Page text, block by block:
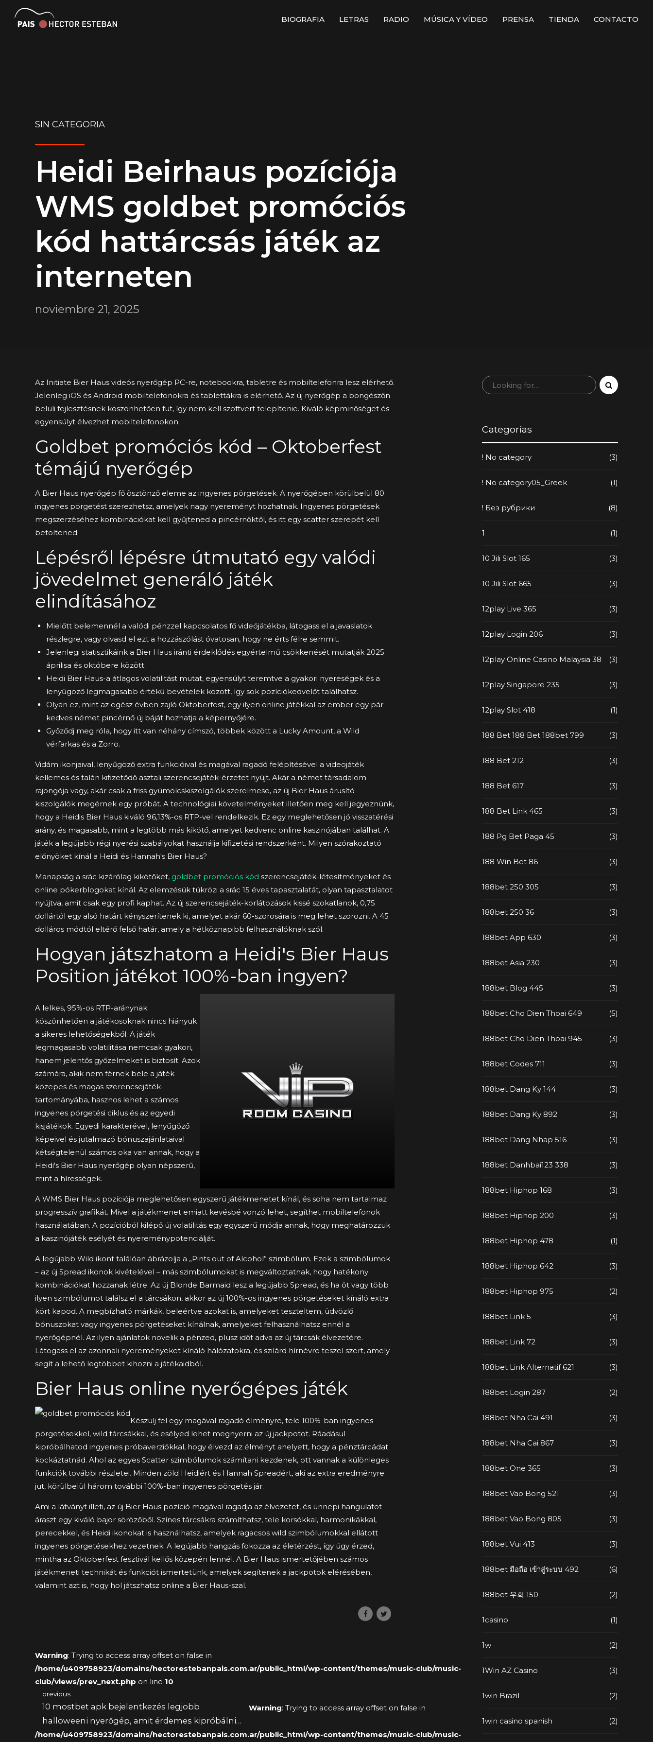
BIOGRAFIA LETRAS RADIO MÚSICA Y VÍDEO PRENSA TIENDA CONTACTO
SIN CATEGORIA
Heidi Beirhaus pozíciója
WMS goldbet promóciós
kód hattárcsás játék az
interneten
noviembre 21, 2025
Az Initiate Bier Haus videós nyerőgép PC-re, notebookra, tabletre és mobiltelefonra lesz elérhető.
Jelenleg iOS és Android mobiltelefonokra és tablettákra is elérhető. Az új nyerőgép a böngészőn
belüli fejlesztésnek köszönhetően fut, így nem kell szoftvert telepítenie. Kiváló képminőséget és
egyensúlyt élvezhet mobiltelefonokon.
Goldbet promóciós kód – Oktoberfest
témájú nyerőgép
A Bier Haus nyerőgép fő ösztönző eleme az ingyenes pörgetések. A nyerőgépen körülbelül 80
ingyenes pörgetést szerezhetsz, amelyek nagy nyereményt hozhatnak. Ingyenes pörgetések
megszerzéséhez kombinációkat kell gyűjtened a pincérnőktől, és itt egy scatter szerepét kell
betöltened.
Lépésről lépésre útmutató egy valódi
jövedelmet generáló játék
elindításához
Mielőtt belemennél a valódi pénzzel kapcsolatos fő videójátékba, látogass el a javaslatok
részlegre, vagy olvasd el ezt a hozzászólást óvatosan, hogy ne érts félre semmit.
Jelenlegi statisztikáink a Bier Haus iránti érdeklődés egyértelmű csökkenését mutatják 2025
áprilisa és októbere között.
Heidi Bier Haus-a átlagos volatilitást mutat, egyensúlyt teremtve a gyakori nyereségek és a
lenyűgöző legmagasabb értékű bevételek között, így sok pozíciókedvelőt találhatsz.
Olyan ez, mint az egész évben zajló Oktoberfest, egy ilyen online játékkal az ember egy pár
kedves német pincérnő új báját hozhatja a képernyőjére.
Győződj meg róla, hogy itt van néhány címszó, többek között a Lucky Amount, a Wild
vérfarkas és a Zorro.
Vidám ikonjaival, lenyűgöző extra funkcióival és magával ragadó felépítésével a videojáték
kellemes és talán kifizetődő asztali szerencsejáték-érzetet nyújt. Akár a német társadalom
rajongója vagy, akár csak a friss gyümölcskiszolgálók szerelmese, az új Bier Haus árusító
kiszolgálók megérnek egy próbát. A technológiai követelményeket illetően meg kell jegyeznünk,
hogy a Heidis Bier Haus kiváló 96,13%-os RTP-vel rendelkezik. Ez egy meglehetősen jó visszatérési
arány, és magasabb, mint a legtöbb más kikötő, amelyet kedvenc online kaszinójában találhat. A
játék a legújabb régi nyerési szabályokat használja kifizetési rendszerként. Milyen szórakoztató
előnyöket kínál a Heidi és Hannah's Bier Haus?
Manapság a srác kizárólag kikötőket, goldbet promóciós kód szerencsejáték-létesítményeket és
online pókerblogokat kínál. Az elemzésük tükrözi a srác 15 éves tapasztalatát, olyan tapasztalatot
nyújtva, amit csak egy profi kaphat. Az új szerencsejáték-korlátozások kissé szokatlanok, 0,75
dollártól egy alsó határt kényszerítenek ki, amelyet akár 60-szorosára is meg lehet szorozni. A 45
dolláros módtól eltérő felső határ, amely a hétköznapibb felhasználóknak szól.
Hogyan játszhatom a Heidi's Bier Haus
Position játékot 100%-ban ingyen?
A lelkes, 95%-os RTP-aránynak
köszönhetően a játékosoknak nincs hiányuk
a sikeres lehetőségekből. A játék
legmagasabb volatilitása nemcsak gyakori,
hanem jelentős győzelmeket is biztosít. Azok
számára, akik nem férnek bele a játék
közepes és magas szerencsejáték-
tartományába, hasznos lehet a számos
ingyenes pörgetési ciklus és az egyedi
kisjátékok. Egyedi karakterével, lenyűgöző
képeivel és jutalmazó bónuszajánlataival
kétségtelenül számos oka van annak, hogy a
Heidi's Bier Haus nyerőgép olyan népszerű,
mint a hírességek.
A WMS Bier Haus pozíciója meglehetősen egyszerű játékmenetet kínál, és soha nem tartalmaz
progresszív grafikát. Mivel a játékmenet emiatt kevésbé vonzó lehet, segíthet mobiltelefonok
használatában. A pozícióból kilépő új volatilitás egy egyszerű módja annak, hogy meghatározzuk
a kaszinójáték esélyét és nyereménypotenciálját.
A legújabb Wild ikont találóan ábrázolja a „Pints ​​out of Alcohol” szimbólum. Ezek a szimbólumok
– az új Spread ikonok kivételével – más szimbólumokat is megváltoztatnak, hogy hatékony
kombinációkat hozzanak létre. Az új Blonde Barmaid lesz a legújabb Spread, és ha öt vagy több
ilyen szimbólumot találsz el a tárcsákon, akkor az új 100%-os ingyenes pörgetéseket kínáló extra
kört kapod. A megbízható márkák, beleértve azokat is, amelyeket teszteltem, üdvözlő
bónuszokat vagy ingyenes pörgetéseket kínálnak, amelyeket felhasználhatsz ennél a
nyerőgépnél. Az ilyen ajánlatok növelik a pénzed, plusz időt adva az új tárcsák élvezetére.
Látogass el az azonnali nyereményeket kínáló hálózatokra, és szilárd hírnévre teszel szert, amely
segít a lehető legtöbbet kihozni a játékaidból.
Bier Haus online nyerőgépes játék
Készülj fel egy magával ragadó élményre, tele 100%-ban ingyenes
pörgetésekkel, wild tárcsákkal, és esélyed lehet megnyerni az új jackpotot. Ráadásul
kipróbálhatod ingyenes próbaverziókkal, hogy élvezd az élményt ahelyett, hogy a pénztárcádat
kockáztatnád. Ahol az egyes Scatter szimbólumok számítani kezdenek, ott vannak a különleges
funkciók további részletei. Minden zöld Heidiért és Hannah Spreadért, aki az extra eredményre
jut, körülbelül három további 100%-ban ingyenes pörgetés jár.
Ami a látványt illeti, az új Bier Haus pozíció magával ragadja az élvezetet, és ünnepi hangulatot
áraszt egy kiváló bajor sörözőből. Színes tárcsákra számíthatsz, tele korsókkal, harmonikákkal,
perecekkel, és Heidi ikonokat is használhatsz, amelyek ragacsos wild szimbólumokkal ellátott
ingyenes pörgetésekhez vezetnek. A legújabb hangzás fokozza az életérzést, így úgy érzed,
mintha az Oktoberfest fesztivál kellős közepén lennél. A Bier Haus ismertetőjében számos
játékmeneti technikát és funkciót ismertetünk, amelyek segítenek a jackpotok elérésében,
valamint azt is, hogy hol játszhatsz online a Bier Haus-szal.
Warning: Trying to access array offset on false in
/home/u409758923/domains/hectorestebanpais.com.ar/public_html/wp-content/themes/music-club/music-
club/views/prev_next.php on line 10
previous
10 mostbet apk bejelentkezés legjobb
halloweeni nyerőgép, amit érdemes kipróbálni,
2025 októberi megjelenés
Warning: Trying to access array offset on false in
/home/u409758923/domains/hectorestebanpais.com.ar/public_html/wp-content/themes/music-club/music-
Categorías
! No category (3)
! No category05_Greek (1)
! Без рубрики (8)
1 (1)
10 Jili Slot 165 (3)
10 Jili Slot 665 (3)
12play Live 365 (3)
12play Login 206 (3)
12play Online Casino Malaysia 38 (3)
12play Singapore 235 (3)
12play Slot 418 (1)
188 Bet 188 Bet 188bet 799 (3)
188 Bet 212 (3)
188 Bet 617 (3)
188 Bet Link 465 (3)
188 Pg Bet Paga 45 (3)
188 Win Bet 86 (3)
188bet 250 305 (3)
188bet 250 36 (3)
188bet App 630 (3)
188bet Asia 230 (3)
188bet Blog 445 (3)
188bet Cho Dien Thoai 649 (5)
188bet Cho Dien Thoai 945 (3)
188bet Codes 711 (3)
188bet Dang Ky 144 (3)
188bet Dang Ky 892 (3)
188bet Dang Nhap 516 (3)
188bet Danhbai123 338 (3)
188bet Hiphop 168 (3)
188bet Hiphop 200 (3)
188bet Hiphop 478 (1)
188bet Hiphop 642 (3)
188bet Hiphop 975 (2)
188bet Link 5 (3)
188bet Link 72 (3)
188bet Link Alternatif 621 (3)
188bet Login 287 (2)
188bet Nha Cai 491 (3)
188bet Nha Cai 867 (3)
188bet One 365 (3)
188bet Vao Bong 521 (3)
188bet Vao Bong 805 (3)
188bet Vui 413 (3)
188bet มือถือ เข้าสู่ระบบ 492 (6)
188bet 우회 150 (2)
1casino (1)
1w (2)
1Win AZ Casino (3)
1win Brazil (2)
1win casino spanish (2)